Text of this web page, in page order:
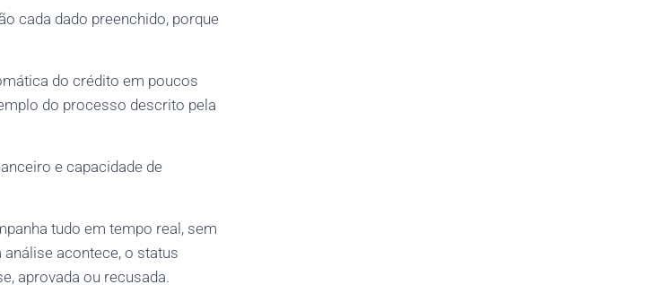
cada dado preenchido, porque
do crédito em poucos
do processo descrito pela
e capacidade de
tudo em tempo real, sem
acontece, o status
aprovada ou recusada.